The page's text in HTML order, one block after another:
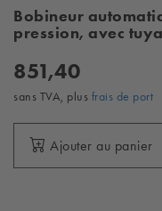
Bobineur
pression, avec
851,40
sans TVA, plus frais de port
Ajouter au panier